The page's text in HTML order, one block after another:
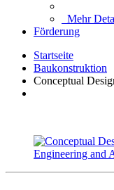
Mehr
Förderung
Startseite
Baukonstruktion
Conceptual